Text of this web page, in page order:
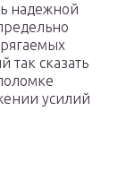
надежной
так сказать
усилий